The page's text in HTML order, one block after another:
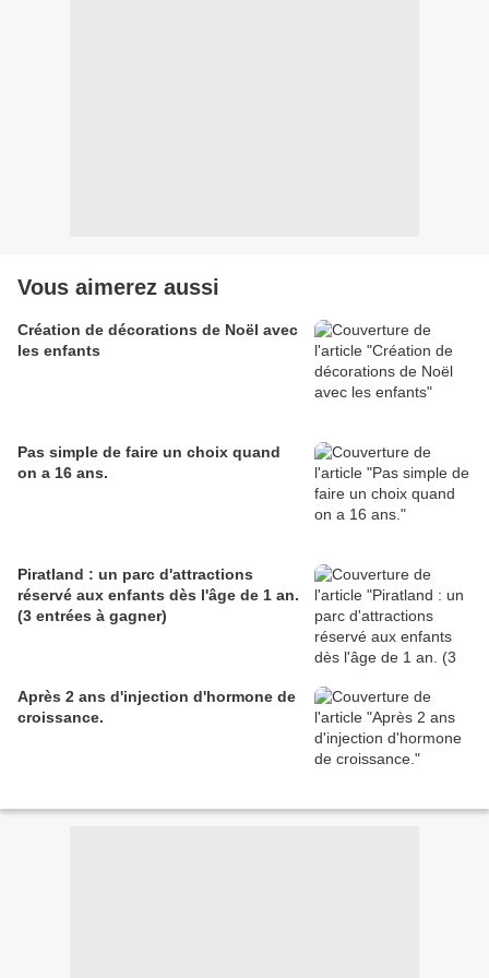
Vous aimerez aussi
Création de décorations de Noël avec
les enfants
Pas simple de faire un choix quand
on a 16 ans.
Piratland : un parc d'attractions
réservé aux enfants dès l'âge de 1 an.
(3 entrées à gagner)
Après 2 ans d'injection d'hormone de
croissance.